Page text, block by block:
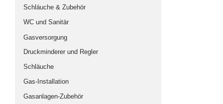
Sitze und Sitzbank-Systeme
zillka-Sitz-Liegebank-System
REIMO-Sitz-Liegebank-Systeme
Universal-Sitz-Liegebank-Systeme
Sitze
Sicherheitsgurt-Systeme
Drehkonsolen
Schläuche & Zubehör
WC und Sanitär
Gasversorgung
Druckminderer und Regler
Schläuche
Gas-Installation
Gasanlagen-Zubehör